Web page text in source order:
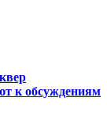
к обсуждениям